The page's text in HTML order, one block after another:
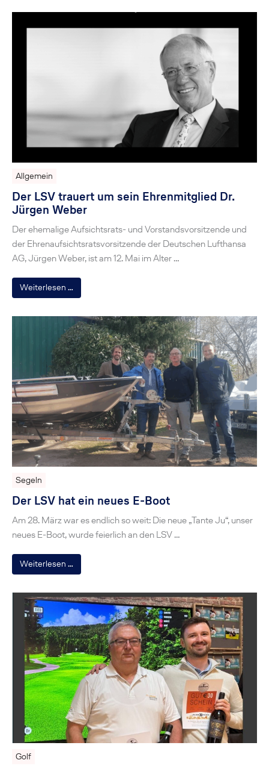
Allgemein
Der LSV trauert um sein Ehrenmitglied Dr.
Jürgen Weber
Der ehemalige Aufsichtsrats- und Vorstandsvorsitzende und
der Ehrenaufsichtsratsvorsitzende der Deutschen Lufthansa
AG, Jürgen Weber, ist am 12. Mai im Alter …
Weiterlesen …
Segeln
Der LSV hat ein neues E-Boot
Am 28. März war es endlich so weit: Die neue „Tante Ju“, unser
neues E-Boot, wurde feierlich an den LSV …
Weiterlesen …
Golf